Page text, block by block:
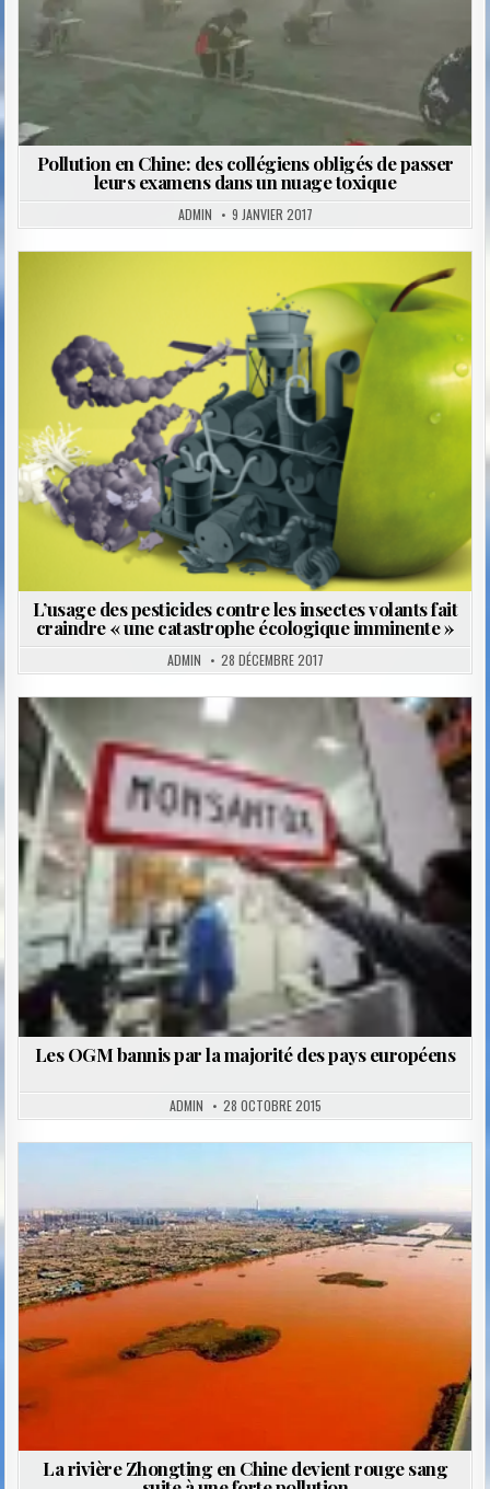
Pollution en Chine: des collégiens obligés de passer
leurs examens dans un nuage toxique
ADMIN 9 JANVIER 2017
L’usage des pesticides contre les insectes volants fait
craindre « une catastrophe écologique imminente »
ADMIN 28 DÉCEMBRE 2017
Posted
in
Les OGM bannis par la majorité des pays européens
ADMIN 28 OCTOBRE 2015
in
La rivière Zhongting en Chine devient rouge sang